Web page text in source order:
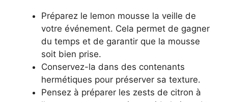
Préparez le lemon mousse la veille de
votre événement. Cela permet de gagner
du temps et de garantir que la mousse
soit bien prise.
Conservez-la dans des contenants
hermétiques pour préserver sa texture.
Pensez à préparer les zests de citron à